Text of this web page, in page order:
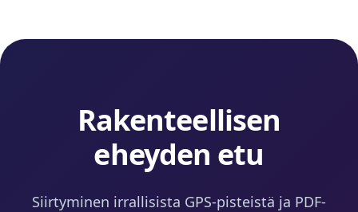
Rakenteellisen
eheyden etu
Siirtyminen irrallisista GPS-pisteistä ja PDF-